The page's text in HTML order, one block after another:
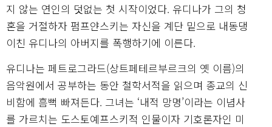
지 않는 연인의 덧없는 첫 시작이었다. 유디나가 그의 청
혼을 거절하자 펌프얀스키는 자신을 계단 밑으로 내동댕
이친 유디나의 아버지를 폭행하기에 이른다.
유디나는 페트로그라드(상트페테르부르크의 옛 이름)의
음악원에서 공부하는 동안 철학서적을 읽으며 종교의 신
비함에 흠뻑 빠져든다. 그녀는 ‘내적 망명’이라는 이념사
를 가르치는 도스토예프스키적 인물이자 기호론자인 미